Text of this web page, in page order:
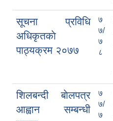
सूचना प्रविधि
अधिकृतकाे
पाठ्यक्रम २०७७
७
७/
७
८
शिलबन्दी बाेलपत्र
आह्वान सम्बन्धी
७
७/
७